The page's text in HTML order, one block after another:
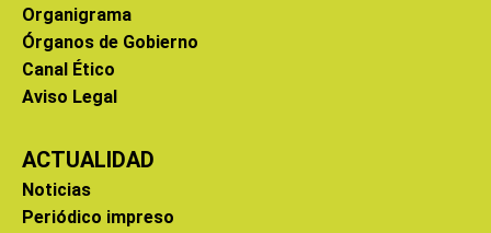
Organigrama
Órganos de Gobierno
Canal Ético
Aviso Legal
ACTUALIDAD
Noticias
Periódico impreso